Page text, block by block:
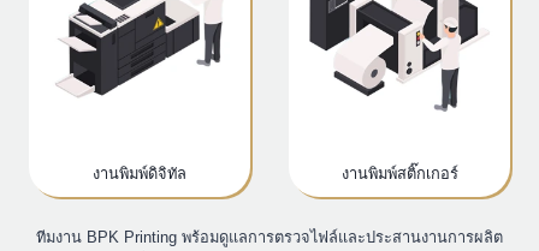
งานพิมพ์ดิจิทัล งานพิมพ์สติ๊กเกอร์
ทีมงาน BPK Printing พร้อมดูแลการตรวจไฟล์และประสานงานการผลิต